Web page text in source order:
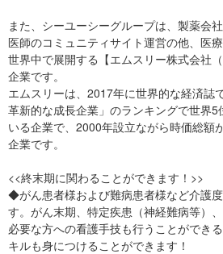
また、シーユーシーグループは、製薬会
医師のコミュニティサイト運営の他、医
世界中で展開する【エムスリー株式会社
企業です。
エムスリーは、2017年に世界的な経済誌
革新的な成長企業」のランキングで世界
いる企業で、2000年設立ながら時価総額
企業です。
<<終末期に関わることができます！>>
◆がん患者様および難病患者様など介護
す。がん末期、特定疾患（神経難病等）
必要な方への看護手技も行うことができ
キルも身につけることができます！